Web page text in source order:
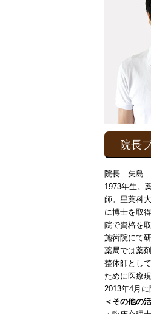
院長
院長 矢島
1973年生。
師。星薬科
に博士を取
院で資格を
施術院にて
薬局では薬
整体師とし
ために医療
2013年4月に
＜その他の